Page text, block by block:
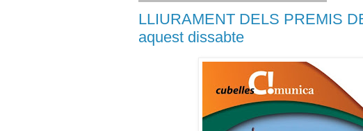
LLIURAMENT DELS PREMIS
aquest dissabte